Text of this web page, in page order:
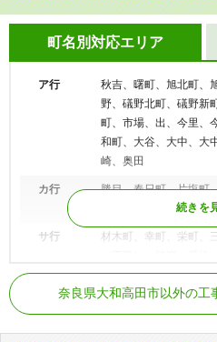
町名別対応エリア
ア行
秋吉、曙町、旭北町、
野、礒野北町、礒野新
町、市場、出、今里、
和町、大谷、大中、大
崎、奥田
カ行
勝目、春日町、片塩町
サ行
材木町、幸町、栄町、
地）
タ行
田井、田井新町、高砂
万葉まほろば線
近鉄大阪線
奈良県大和高田市以外の工